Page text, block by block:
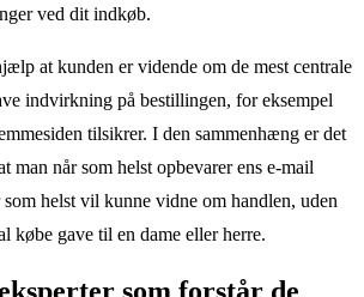
ved dit indkøb.
at kunden er vidende om de mest centrale
indvirkning på bestillingen, for eksempel
tilsikrer. I den sammenhæng er det
man når som helst opbevarer ens e-mail
helst vil kunne vidne om handlen, uden
købe gave til en dame eller herre.